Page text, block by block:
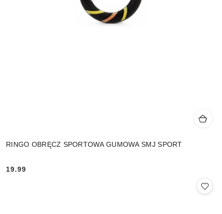
RINGO OBRĘCZ SPORTOWA GUMOWA SMJ SPORT
Cena:
19.99